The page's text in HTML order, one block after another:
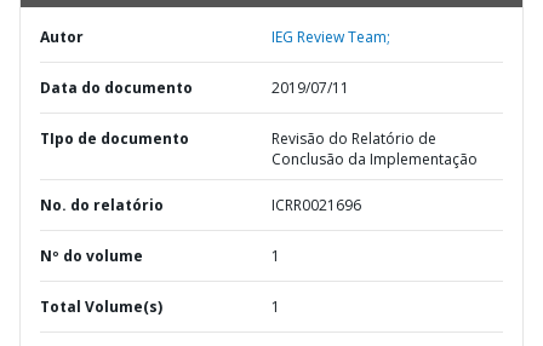
Autor IEG Review Team;
Data do documento 2019/07/11
TIpo de documento
Revisão do Relatório de
Conclusão da Implementação
No. do relatório ICRR0021696
Nº do volume 1
Total Volume(s) 1